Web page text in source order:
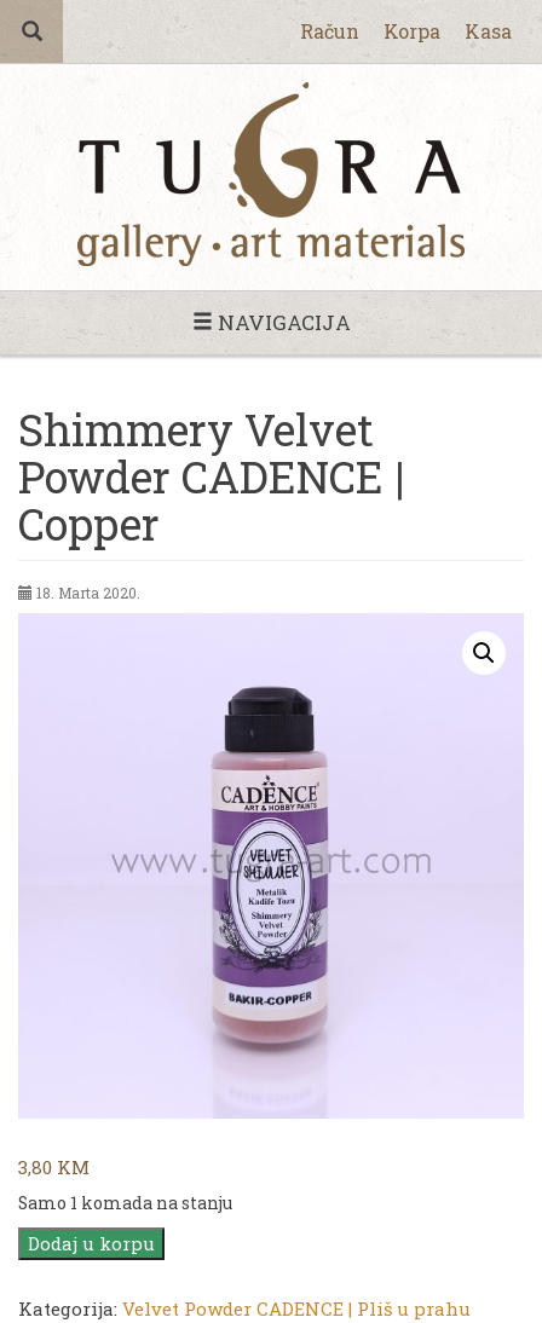
Račun Korpa Kasa
NAVIGACIJA
Shimmery Velvet
Powder CADENCE |
Copper
18. Marta 2020.
3,80 KM
Samo 1 komada na stanju
Shimmery
Velvet
CADENCE
Dodaj u korpu
Kategorija: Velvet Powder CADENCE | Pliš u prahu